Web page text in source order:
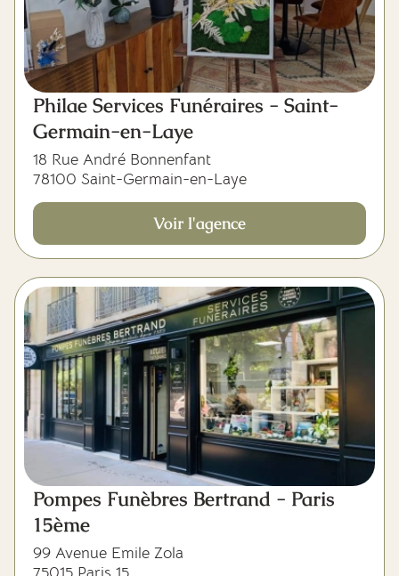
Philae Services Funéraires - Saint-
Germain-en-Laye
18 Rue André Bonnenfant
78100 Saint-Germain-en-Laye
Voir l'agence
Pompes Funèbres Bertrand - Paris
15ème
99 Avenue Emile Zola